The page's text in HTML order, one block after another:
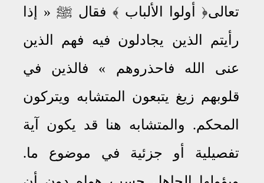
تعالى﴿ أولوا الألباب ﴾ فقال ﷺ « إذا
رأيتم الذين يجادلون فيه فهم الذين
عنى الله فاحذروهم » فالذين في
قلوبهم زيغ يتبعون المتشابه ويتركون
المحكم. والمتشابه هنا قد يكون آية
تفصيلية أو جزئية في موضوع ما.